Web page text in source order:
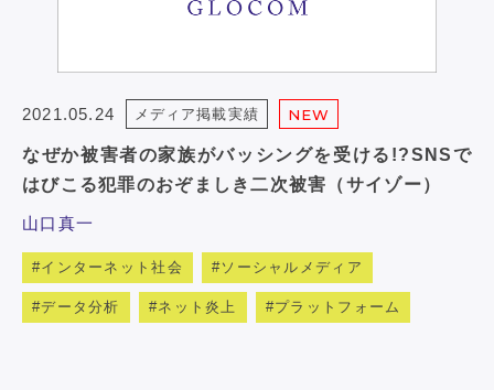
2021.05.24 メディア掲載実績 NEW
なぜか被害者の家族がバッシングを受ける!?SNSで
はびこる犯罪のおぞましき二次被害（サイゾー）
山口真一
インターネット社会 ソーシャルメディア
データ分析 ネット炎上 プラットフォーム